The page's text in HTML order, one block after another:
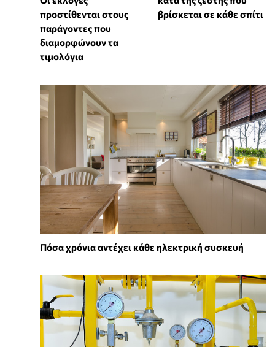
προστίθενται στους
παράγοντες που
διαμορφώνουν τα
τιμολόγια
βρίσκεται σε κάθε σπίτι
Πόσα χρόνια αντέχει κάθε ηλεκτρική συσκευή